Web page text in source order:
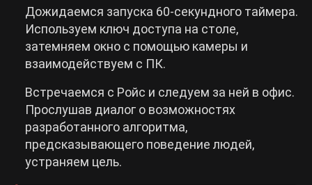
Дожидаемся запуска 60-секундного таймера.
Используем ключ доступа на столе,
затемняем окно с помощью камеры и
взаимодействуем с ПК.
Встречаемся с Ройс и следуем за ней в офис.
Прослушав диалог о возможностях
разработанного алгоритма,
предсказывающего поведение людей,
устраняем цель.